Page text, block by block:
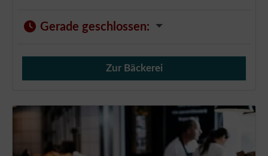
Gerade geschlossen:
Verkauf von Brötchen,
Zur Bäckerei